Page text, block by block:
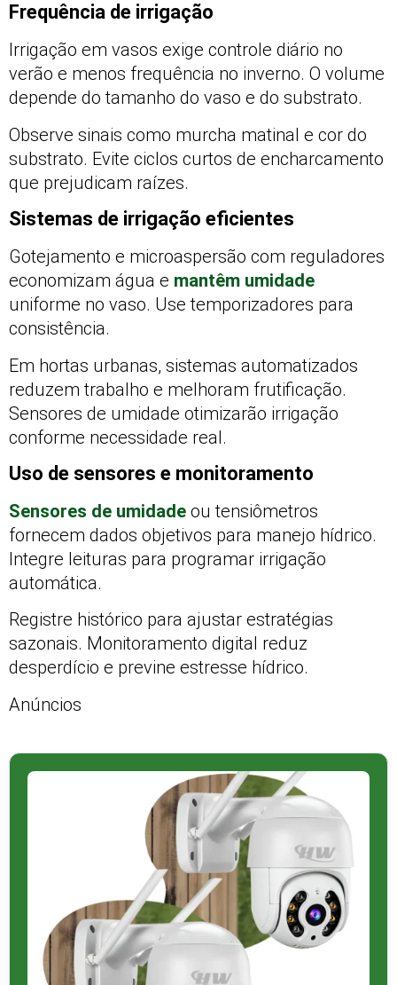
Frequência de irrigação
Irrigação em vasos exige controle diário no
verão e menos frequência no inverno. O volume
depende do tamanho do vaso e do substrato.
Observe sinais como murcha matinal e cor do
substrato. Evite ciclos curtos de encharcamento
que prejudicam raízes.
Sistemas de irrigação eficientes
Gotejamento e microaspersão com reguladores
economizam água e mantêm umidade
uniforme no vaso. Use temporizadores para
consistência.
Em hortas urbanas, sistemas automatizados
reduzem trabalho e melhoram frutificação.
Sensores de umidade otimizarão irrigação
conforme necessidade real.
Uso de sensores e monitoramento
Sensores de umidade ou tensiômetros
fornecem dados objetivos para manejo hídrico.
Integre leituras para programar irrigação
automática.
Registre histórico para ajustar estratégias
sazonais. Monitoramento digital reduz
desperdício e previne estresse hídrico.
Anúncios